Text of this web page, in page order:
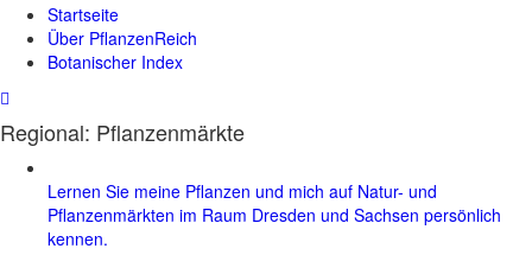
Startseite
Über PflanzenReich
Botanischer Index
Regional: Pflanzenmärkte
Lernen Sie meine Pflanzen und mich auf Natur- und
Pflanzenmärkten im Raum Dresden und Sachsen persönlich
kennen.